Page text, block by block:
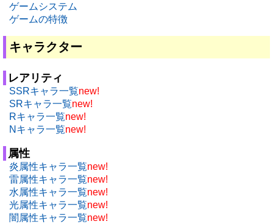
ゲームシステム
ゲームの特徴
キャラクター
レアリティ
SSRキャラ一覧new!
SRキャラ一覧new!
Rキャラ一覧new!
Nキャラ一覧new!
属性
炎属性キャラ一覧new!
雷属性キャラ一覧new!
水属性キャラ一覧new!
光属性キャラ一覧new!
闇属性キャラ一覧new!